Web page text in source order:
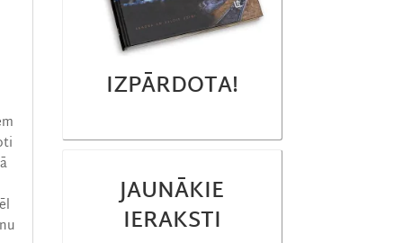
IZPĀRDOTA!
JAUNĀKIE
IERAKSTI